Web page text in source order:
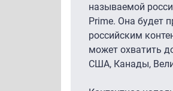
называемой
Prime. Она будет
российским
может охватить
США, Канады,